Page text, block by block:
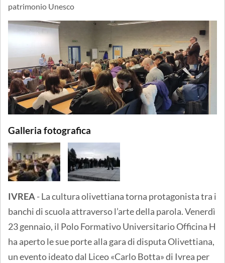
patrimonio Unesco
Galleria fotografica
IVREA- La cultura olivettiana torna protagonista tra i
banchi di scuola attraverso l’arte della parola. Venerdì
23 gennaio, il Polo Formativo Universitario Officina H
ha aperto le sue porte alla gara di disputa Olivettiana,
un evento ideato dal Liceo «Carlo Botta» di Ivrea per